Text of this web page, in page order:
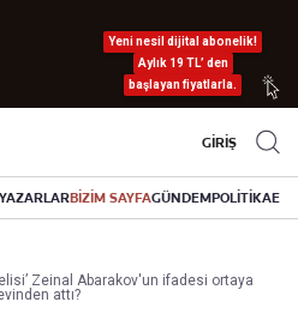
Yeni nesil dijital abonelik!
Aylık 19 TL’ den
başlayan fiyatlarla.
GİRİŞ
YAZARLARBİZİM SAYFAGÜNDEMPOLİTİKA
Zeinal Abarakov'un ifadesi ortaya
attı?